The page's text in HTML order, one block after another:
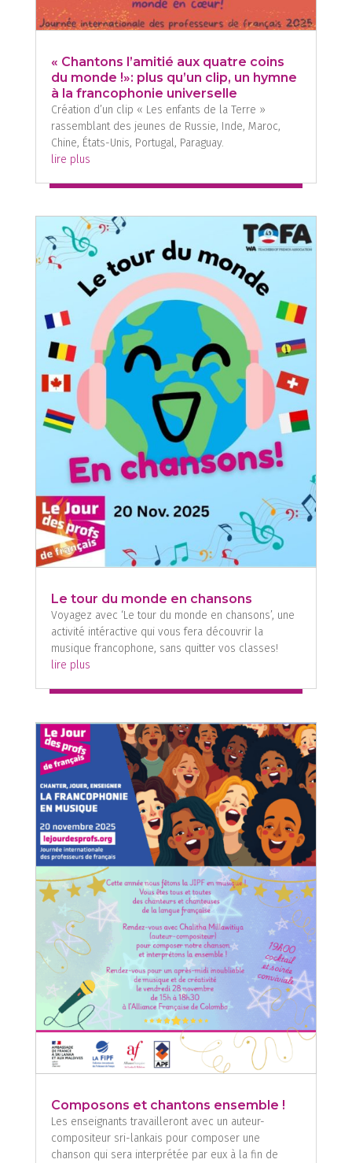
« Chantons l’amitié aux quatre coins
du monde !»: plus qu’un clip, un hymne
à la francophonie universelle
Création d’un clip « Les enfants de la Terre »
rassemblant des jeunes de Russie, Inde, Maroc,
Chine, États-Unis, Portugal, Paraguay.
lire plus
Le tour du monde en chansons
Voyagez avec ‘Le tour du monde en chansons’, une
activité intéractive qui vous fera découvrir la
musique francophone, sans quitter vos classes!
lire plus
Composons et chantons ensemble !
Les enseignants travailleront avec un auteur-
compositeur sri-lankais pour composer une
chanson qui sera interprétée par eux à la fin de